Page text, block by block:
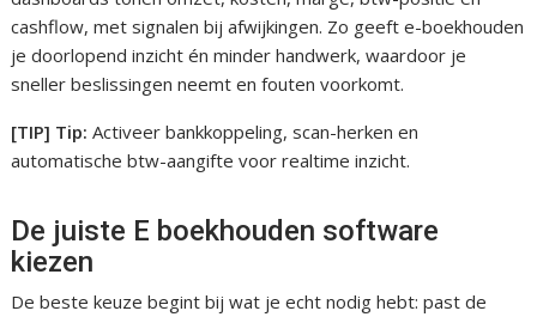
cashflow, met signalen bij afwijkingen. Zo geeft e-boekhouden
je doorlopend inzicht én minder handwerk, waardoor je
sneller beslissingen neemt en fouten voorkomt.
[TIP] Tip: Activeer bankkoppeling, scan-herken en
automatische btw-aangifte voor realtime inzicht.
De juiste E boekhouden software
kiezen
De beste keuze begint bij wat je echt nodig hebt: past de